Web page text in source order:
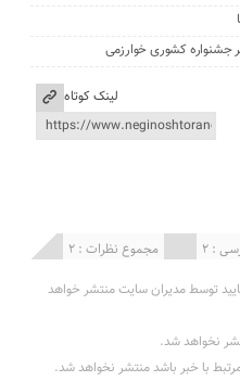
جشنواره کشوری خوارزمی
لینک کوتاه
مجموع نظرات : 2 : 2
توسط مدیران سایت منتشر خواهد
نخواهد شد.
با خبر باشد منتشر نخواهد شد.